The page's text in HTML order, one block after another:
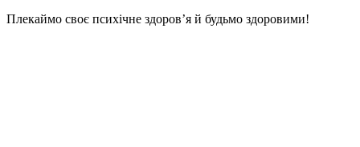
Плекаймо своє психічне здоровʼя й будьмо здоровими!